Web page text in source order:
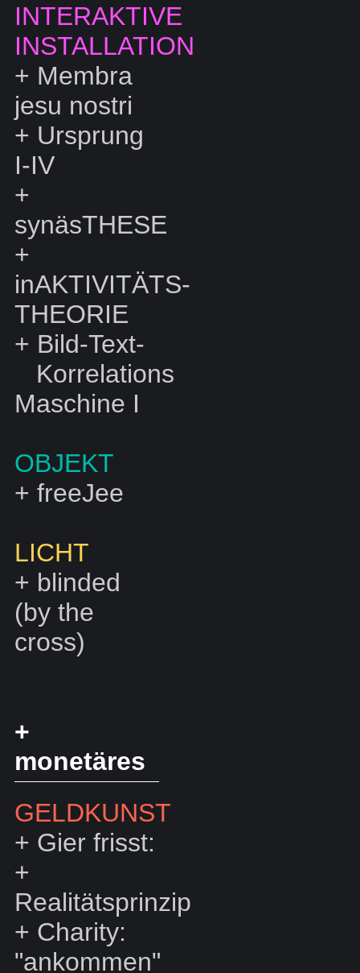
INTERAKTIVE
INSTALLATION
+ Membra
jesu nostri
+ Ursprung
I-IV
+
synäsTHESE
+
inAKTIVITÄTS-
THEORIE
+ Bild-Text-
Korrelations
Maschine I
OBJEKT
+ freeJee
LICHT
+ blinded
(by the
cross)
+
monetäres
GELDKUNST
+ Gier frisst:
+
Realitätsprinzip
+ Charity:
"ankommen"